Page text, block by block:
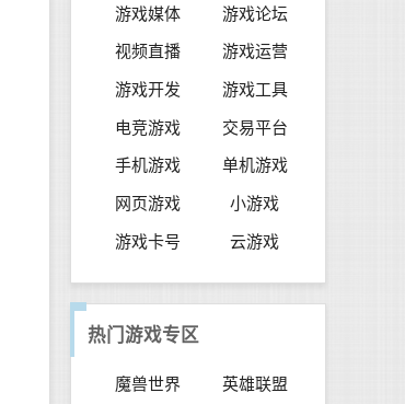
游戏媒体
游戏论坛
视频直播
游戏运营
游戏开发
游戏工具
电竞游戏
交易平台
手机游戏
单机游戏
网页游戏
小游戏
游戏卡号
云游戏
热门游戏专区
魔兽世界
英雄联盟